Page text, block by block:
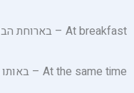
At breakfast – בארוחת הבוקר
At the same time – באותו הזמן